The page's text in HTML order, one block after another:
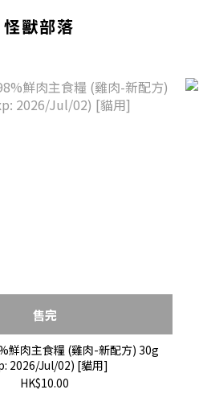
獸部落
售完
鮮肉主食糧 (雞肉-新配方) 30g
2026/Jul/02) [貓用]
HK$10.00